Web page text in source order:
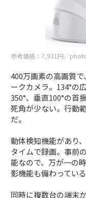
参考価格：7,931円／
400万画素の高画質
ークカメラ。134°の
350°、垂直100°の首
死角が少ない。行動
だ。
動体検知機能があり
タイムで録画。事前
能なので、万が一の
影機能も備わっている
同時に複数台の端末